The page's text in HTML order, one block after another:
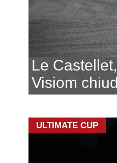
Le
Visiom
ULTIMATE CUP